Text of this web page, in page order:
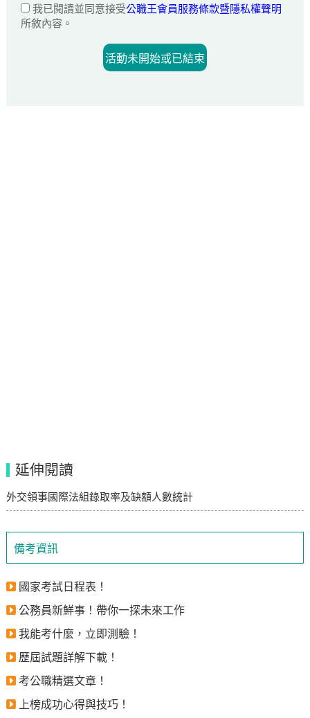
備考資訊
國家考試日程表！
公務員新鮮事！帶你一探未來工作
我能考什麼，立即測驗！
歷屆試題詳解下載！
考公職精選文章！
上榜成功心得與技巧！
我已閱讀並同意接受公職王會員服務條款暨隱私權聲明
所敘內容。
活動未開始或已結束
延伸閱讀
外交領事國際法組錄取率及缺額人數統計